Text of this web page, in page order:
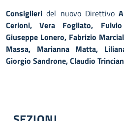
Consiglieri del nuovo Direttivo
Cerioni, Vera Fogliato,
Giuseppe Lonero, Fabrizio
Massa, Marianna Matta,
Giorgio Sandrone, Claudio